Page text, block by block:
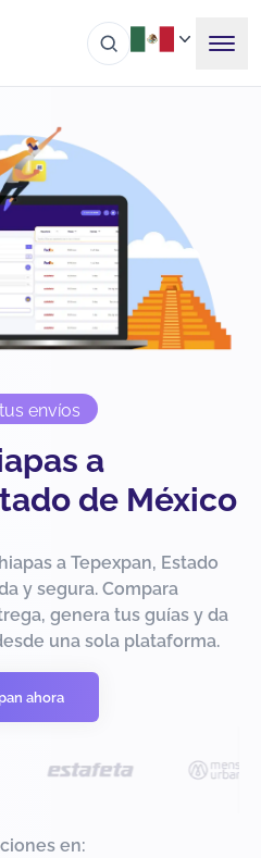
envíos
a
de México
a Tepexpan, Estado
y segura. Compara
genera tus guías y da
una sola plataforma.
ahora
en: